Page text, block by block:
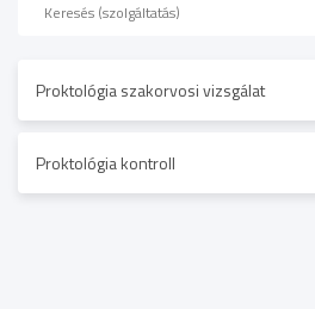
Proktológia szakorvosi vizsgálat
Proktológia kontroll